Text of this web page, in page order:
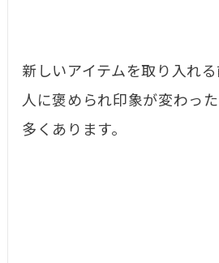
新しいアイテムを取り入れ
人に褒められ印象が変わっ
多くあります。